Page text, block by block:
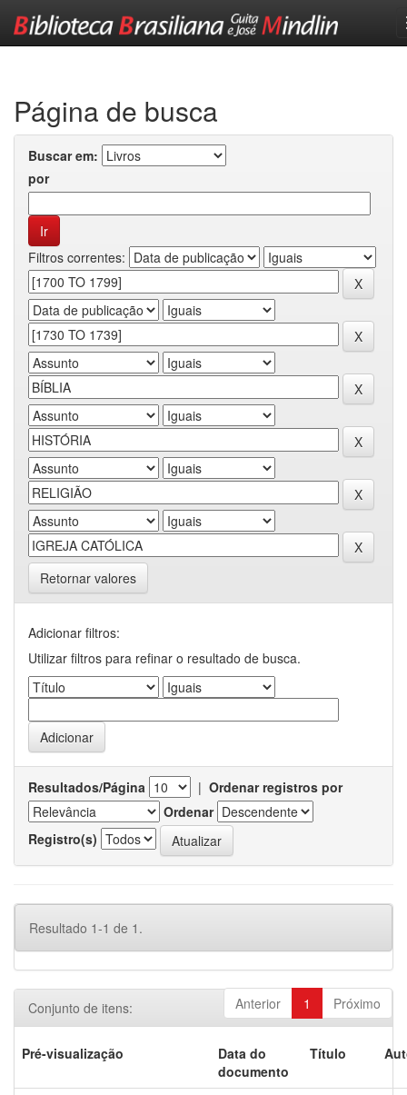
Página de busca
Buscar em:
por
Filtros correntes:
Retornar valores
Adicionar filtros:
Utilizar filtros para refinar o resultado de busca.
Resultados/Página | Ordenar registros por
Ordenar
Registro(s)
Resultado 1-1 de 1.
Anterior 1 Próximo
Conjunto de itens:
Pré-visualização
Data do
documento
Título